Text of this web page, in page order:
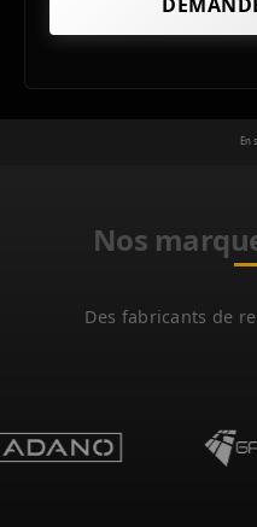
En
Nos
Des fabricants de